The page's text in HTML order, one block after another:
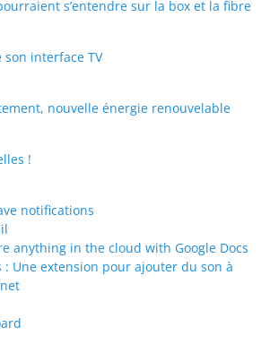
s’entendre sur la box et la fibre
son interface TV
nouvelle énergie renouvelable
!
notifications
anything in the cloud with Google Docs
: Une extension pour ajouter du son à